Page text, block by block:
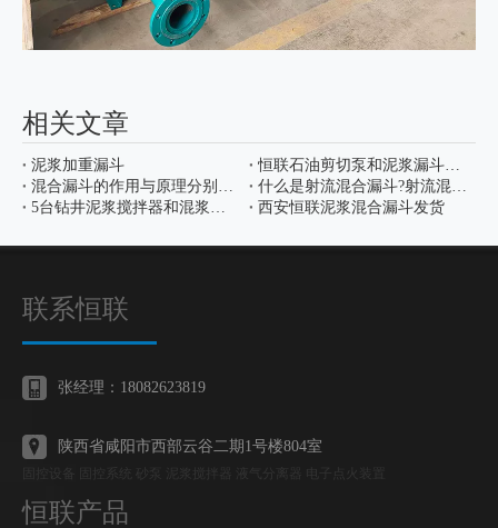
相关文章
泥浆加重漏斗
恒联石油剪切泵和泥浆漏斗发货
混合漏斗的作用与原理分别是什么?
什么是射流混合漏斗?射流混合漏斗的安装要注意哪些
5台钻井泥浆搅拌器和混浆射流漏斗发货
西安恒联泥浆混合漏斗发货
联系恒联
张经理：18082623819
陕西省咸阳市西部云谷二期1号楼804室
恒联产品